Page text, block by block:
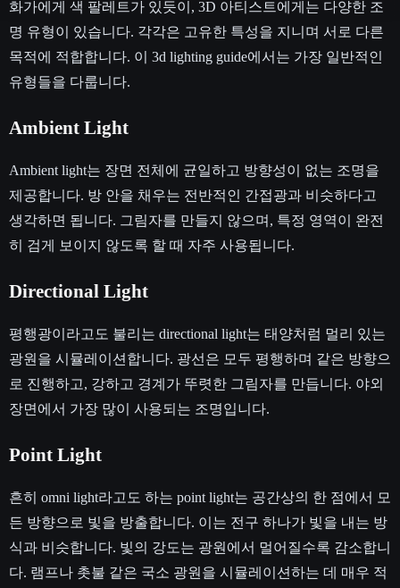
화가에게 색 팔레트가 있듯이, 3D 아티스트에게는 다양한 조
명 유형이 있습니다. 각각은 고유한 특성을 지니며 서로 다른
목적에 적합합니다. 이 3d lighting guide에서는 가장 일반적인
유형들을 다룹니다.
Ambient Light
Ambient light는 장면 전체에 균일하고 방향성이 없는 조명을
제공합니다. 방 안을 채우는 전반적인 간접광과 비슷하다고
생각하면 됩니다. 그림자를 만들지 않으며, 특정 영역이 완전
히 검게 보이지 않도록 할 때 자주 사용됩니다.
Directional Light
평행광이라고도 불리는 directional light는 태양처럼 멀리 있는
광원을 시뮬레이션합니다. 광선은 모두 평행하며 같은 방향으
로 진행하고, 강하고 경계가 뚜렷한 그림자를 만듭니다. 야외
장면에서 가장 많이 사용되는 조명입니다.
Point Light
흔히 omni light라고도 하는 point light는 공간상의 한 점에서 모
든 방향으로 빛을 방출합니다. 이는 전구 하나가 빛을 내는 방
식과 비슷합니다. 빛의 강도는 광원에서 멀어질수록 감소합니
다. 램프나 촛불 같은 국소 광원을 시뮬레이션하는 데 매우 적